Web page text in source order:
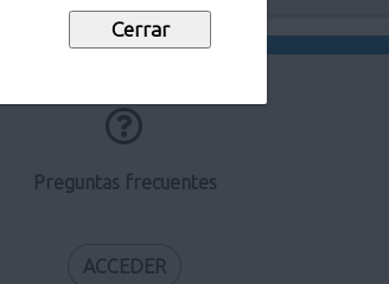
Preguntas frecuentes
ACCEDER